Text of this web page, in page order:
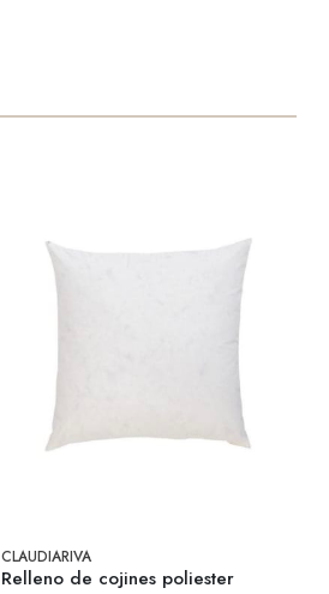
CLAUDIARIVA
Relleno de cojines poliester